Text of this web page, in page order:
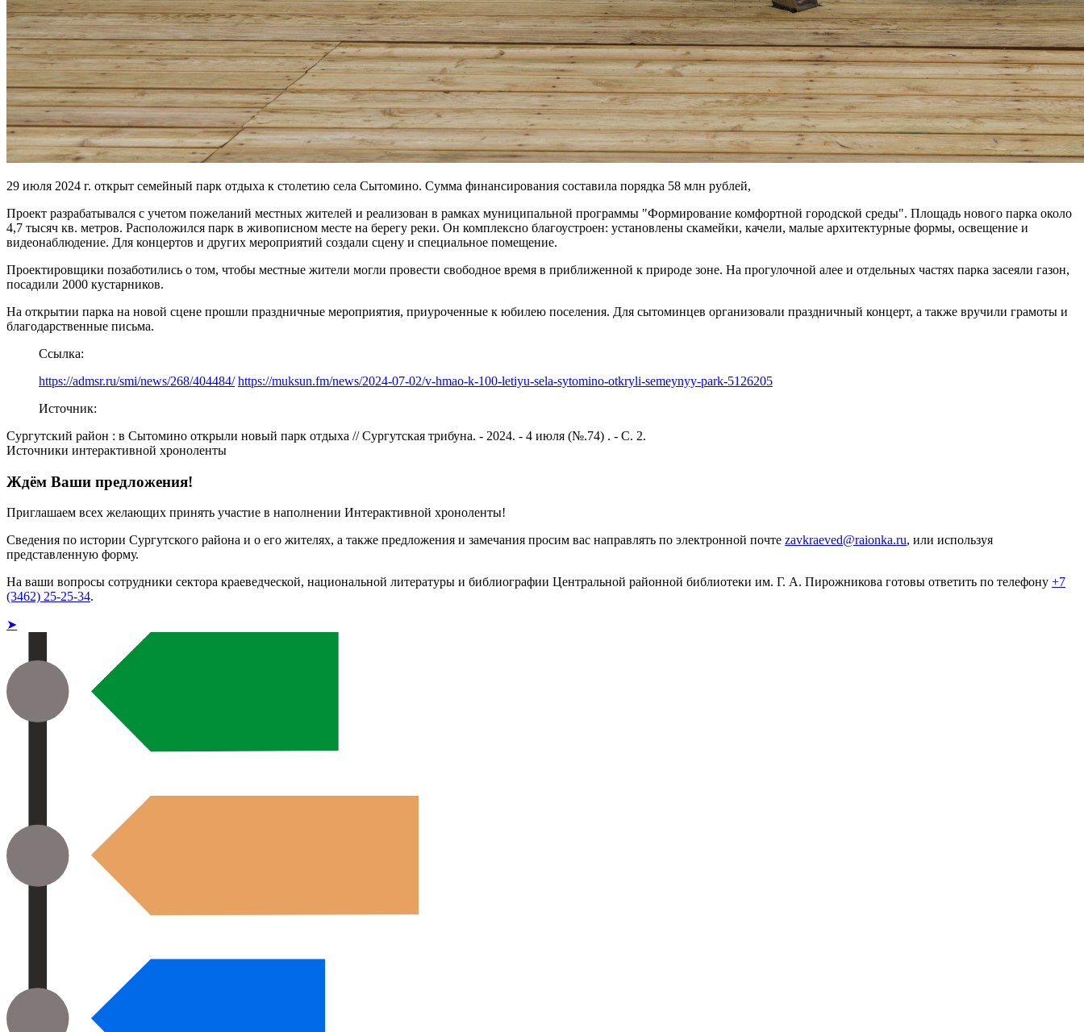
29 июля 2024 г. открыт семейный парк отдыха к столетию села Сытомино. Сумма финансирования составила порядка 58 млн рублей,
Проект разрабатывался с учетом пожеланий местных жителей и реализован в рамках муниципальной программы "Формирование комфортной городской среды". Площадь нового парка около
4,7 тысяч кв. метров. Расположился парк в живописном месте на берегу реки. Он комплексно благоустроен: установлены скамейки, качели, малые архитектурные формы, освещение и
видеонаблюдение. Для концертов и других мероприятий создали сцену и специальное помещение.
Проектировщики позаботились о том, чтобы местные жители могли провести свободное время в приближенной к природе зоне. На прогулочной алее и отдельных частях парка засеяли газон,
посадили 2000 кустарников.
На открытии парка на новой сцене прошли праздничные мероприятия, приуроченные к юбилею поселения. Для сытоминцев организовали праздничный концерт, а также вручили грамоты и
благодарственные письма.
Ссылка:
https://admsr.ru/smi/news/268/404484/ https://muksun.fm/news/2024-07-02/v-hmao-k-100-letiyu-sela-sytomino-otkryli-semeynyy-park-5126205
Источник:
Сургутский район : в Сытомино открыли новый парк отдыха // Сургутская трибуна. - 2024. - 4 июля (№.74) . - С. 2.
Источники интерактивной хроноленты
Ждём Ваши предложения!
Приглашаем всех желающих принять участие в наполнении Интерактивной хроноленты!
Сведения по истории Сургутского района и о его жителях, а также предложения и замечания просим вас направлять по электронной почте zavkraeved@raionka.ru, или используя
представленную форму.
На ваши вопросы сотрудники сектора краеведческой, национальной литературы и библиографии Центральной районной библиотеки им. Г. А. Пирожникова готовы ответить по телефону +7
(3462) 25-25-34.
➤